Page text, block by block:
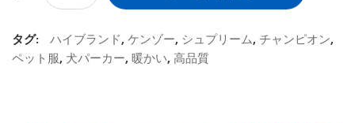
タグ: ハイブランド, ケンゾー, シュプリーム, チャンピオン,
ペット服, 犬パーカー, 暖かい, 高品質